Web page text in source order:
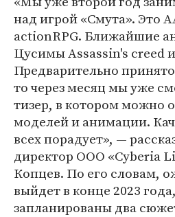
над игрой «Смута». Это
actionRPG. Ближайшие
Цусимы Assassin's creed
Предварительно
то через месяц мы уже
тизер, в котором можно
моделей и анимации.
всех порадует», —
директор ООО «Cyberia
Копцев. По его словам,
выйдет в конце 2023
запланированы два